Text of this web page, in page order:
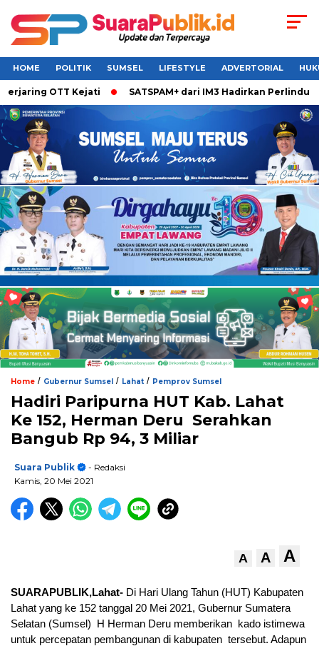
HOME POLITIK SUMSEL LIFESTYLE ADVERTORIAL
OTT Kejati SATSPAM+ dari IM3 Hadirkan Perlindungan
Home / Gubernur Sumsel / Lahat/ Pemprov Sumsel
Hadiri Paripurna HUT Kab. Lahat
Ke 152, Herman Deru Serahkan
Bangub Rp 94, 3 Miliar
Suara Publik
- Redaksi
Kamis, 20 Mei 2021
A A A
SUARAPUBLIK,Lahat- Di Hari Ulang Tahun (HUT) Kabupaten
Lahat yang ke 152 tanggal 20 Mei 2021, Gubernur Sumatera
Selatan (Sumsel) H Herman Deru memberikan kado istimewa
untuk percepatan pembangunan di kabupaten tersebut. Adapun